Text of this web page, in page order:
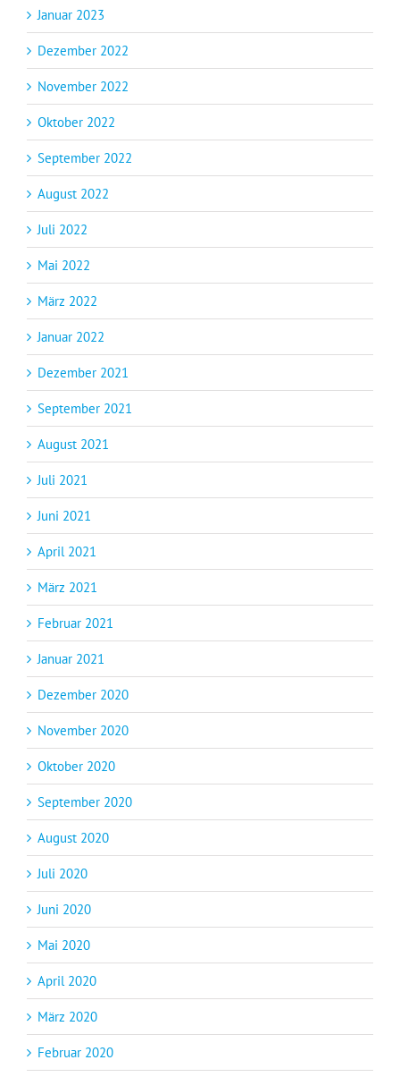
Januar 2023
Dezember 2022
November 2022
Oktober 2022
September 2022
August 2022
Juli 2022
Mai 2022
März 2022
Januar 2022
Dezember 2021
September 2021
August 2021
Juli 2021
Juni 2021
April 2021
März 2021
Februar 2021
Januar 2021
Dezember 2020
November 2020
Oktober 2020
September 2020
August 2020
Juli 2020
Juni 2020
Mai 2020
April 2020
März 2020
Februar 2020